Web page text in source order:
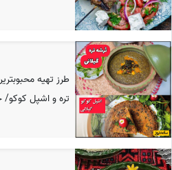
طرز تهیه
تره و اشپل کوکو/